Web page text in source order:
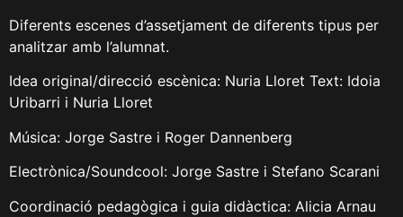
Diferents escenes d’assetjament de diferents tipus per
analitzar amb l’alumnat.
Idea original/direcció escènica: Nuria Lloret Text: Idoia
Uribarri i Nuria Lloret
Música: Jorge Sastre i Roger Dannenberg
Electrònica/Soundcool: Jorge Sastre i Stefano Scarani
Coordinació pedagògica i guia didàctica: Alicia Arnau